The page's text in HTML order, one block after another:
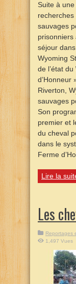
Suite à
recherches
sauvages
prisonniers
séjour
Wyoming
de l’état
d’Honneur
Riverton,
sauvages
Son
premier et
du cheval
dans le
Ferme
Lire la
Les
Reportages
1,497 Vues